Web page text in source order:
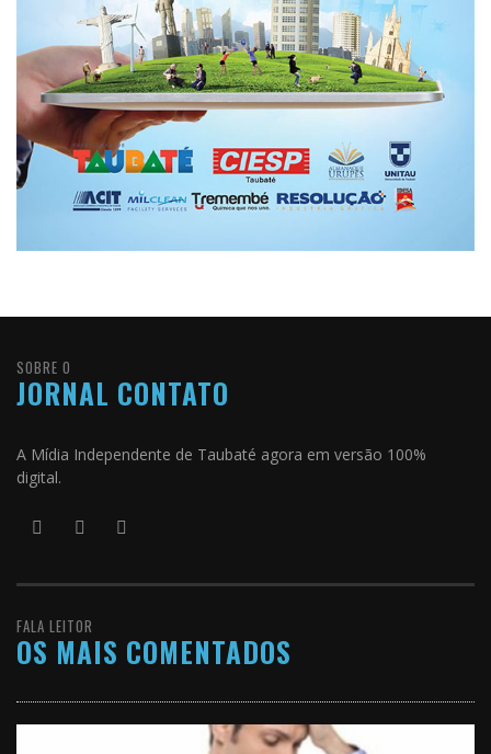
SOBRE O
JORNAL CONTATO
A Mídia Independente de Taubaté agora em versão 100%
digital.
FALA LEITOR
OS MAIS COMENTADOS